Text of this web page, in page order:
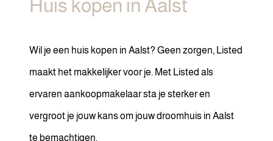
Huis kopen in Aalst
Wil je een huis kopen in Aalst? Geen zorgen, Listed
maakt het makkelijker voor je. Met Listed als
ervaren aankoopmakelaar sta je sterker en
vergroot je jouw kans om jouw droomhuis in Aalst
te bemachtigen.